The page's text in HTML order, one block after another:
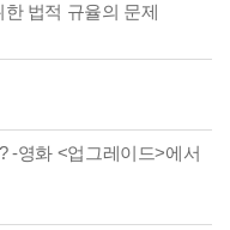
법적 규율의 문제
-영화 <업그레이드>에서